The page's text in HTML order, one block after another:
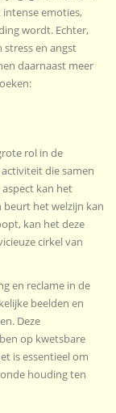
emoties,
wordt. Echter,
stress en angst
daarnaast meer
rol in de
die samen
kan het
het welzijn kan
kan het deze
cirkel van
en reclame in de
beelden en
Deze
op kwetsbare
is essentieel om
houding ten